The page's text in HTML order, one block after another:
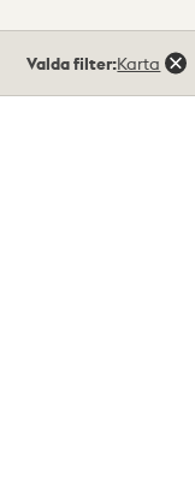
träffar
Valda filter:Karta